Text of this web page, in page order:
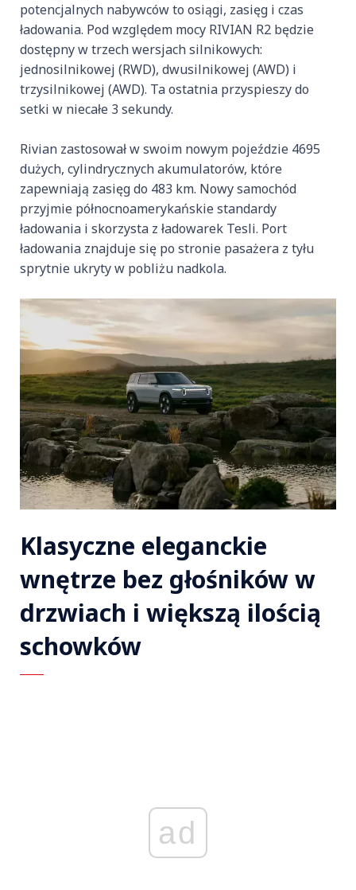
potencjalnych nabywców to osiągi, zasięg i czas
ładowania. Pod względem mocy RIVIAN R2 będzie
dostępny w trzech wersjach silnikowych:
jednosilnikowej (RWD), dwusilnikowej (AWD) i
trzysilnikowej (AWD). Ta ostatnia przyspieszy do
setki w niecałe 3 sekundy.
Rivian zastosował w swoim nowym pojeździe 4695
dużych, cylindrycznych akumulatorów, które
zapewniają zasięg do 483 km. Nowy samochód
przyjmie północnoamerykańskie standardy
ładowania i skorzysta z ładowarek Tesli. Port
ładowania znajduje się po stronie pasażera z tyłu
sprytnie ukryty w pobliżu nadkola.
Klasyczne eleganckie
wnętrze bez głośników w
drzwiach i większą ilością
schowków
ad